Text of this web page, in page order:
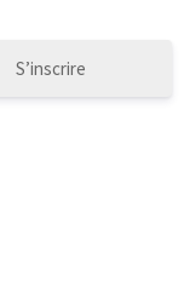
S’inscrire